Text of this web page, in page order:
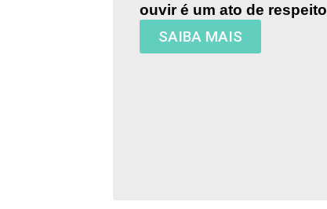
ouvir é um ato de respeito
SAIBA MAIS